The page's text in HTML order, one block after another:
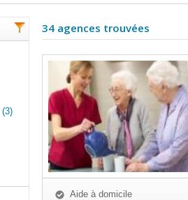
(3)
34 agences trouvées
Aide à domicile